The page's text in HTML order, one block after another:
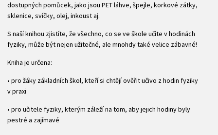
dostupných pomůcek, jako jsou PET láhve, špejle, korkové zátky,
sklenice, svíčky, olej, inkoust aj.
S naší knihou zjistíte, že všechno, co se ve škole učíte v hodinách
fyziky, může být nejen užitečné, ale mnohdy také velice zábavné!
Kniha je určena:
• pro žáky základních škol, kteří si chtějí ověřit učivo z hodin fyziky
v praxi
• pro učitele fyziky, kterým záleží na tom, aby jejich hodiny byly
pestré a zajímavé